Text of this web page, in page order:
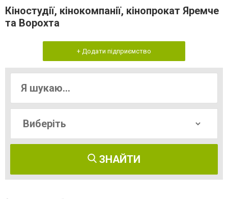
Кіностудії, кінокомпанії, кінопрокат Яремче
та Ворохта
+ Додати підприємство
ЗНАЙТИ